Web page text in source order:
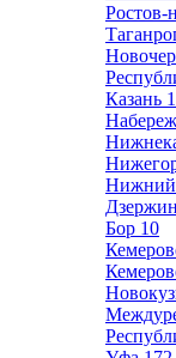
Ростов-
Казань
Нижний
Бор 10